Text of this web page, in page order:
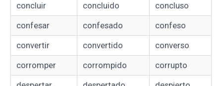
concluir
concluido
concluso
confesar
confesado
confeso
convertir
convertido
converso
corromper
corrompido
corrupto